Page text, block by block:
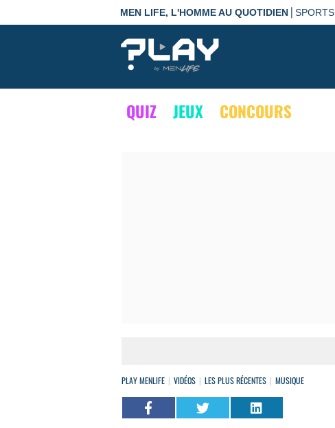
MEN LIFE, L'HOMME AU QUOTIDIEN | SPORTS
QUIZ JEUX CONCOURS
PLAY MENLIFE VIDÉOS LES PLUS RÉCENTES MUSIQUE